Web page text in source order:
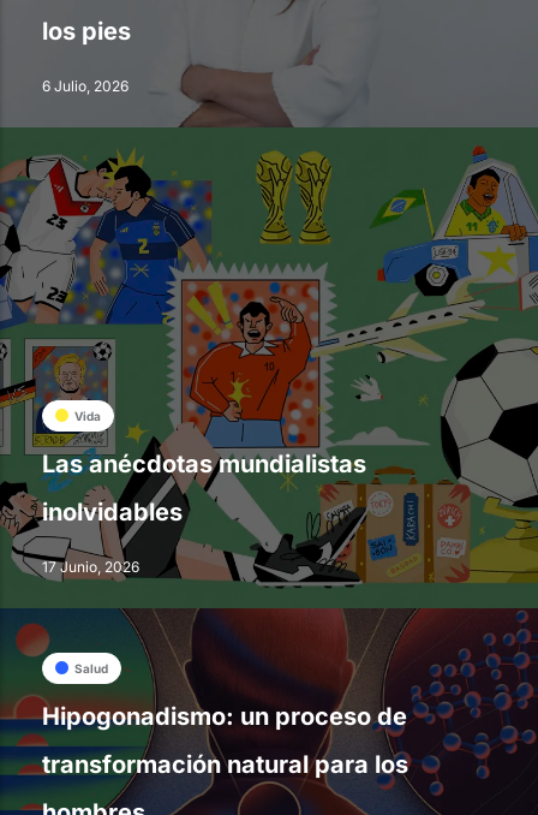
los pies
6 Julio, 2026
Vida
Las anécdotas mundialistas
inolvidables
17 Junio, 2026
Salud
Hipogonadismo: un proceso de
transformación natural para los